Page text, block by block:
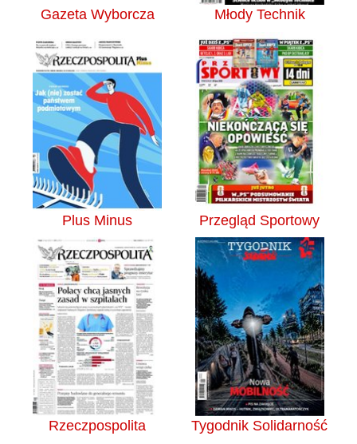
Gazeta Wyborcza Młody Technik
Plus Minus Przegląd Sportowy
Rzeczpospolita Tygodnik Solidarność